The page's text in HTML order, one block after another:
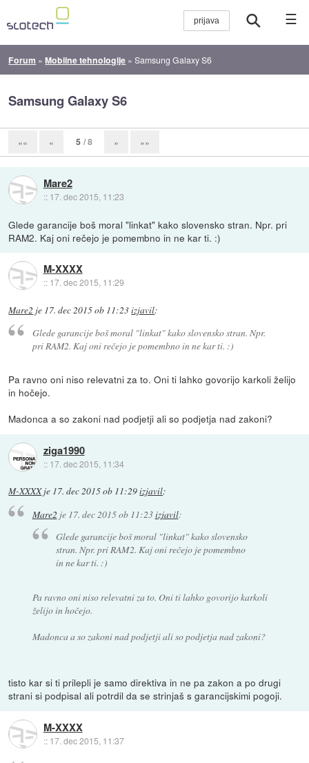
☰
Forum »Mobilne tehnologije »Samsung Galaxy S6
Samsung Galaxy S6
«« « 5 / 8 » »»
Mare2
:: 17. dec 2015, 11:23
Glede garancije boš moral "linkat" kako slovensko stran. Npr. pri
RAM2. Kaj oni rečejo je pomembno in ne kar ti. :)
M-XXXX
:: 17. dec 2015, 11:29
Mare2 je 17. dec 2015 ob 11:23izjavil:
Glede garancije boš moral "linkat" kako slovensko stran. Npr.
pri RAM2. Kaj oni rečejo je pomembno in ne kar ti. :)
Pa ravno oni niso relevatni za to. Oni ti lahko govorijo karkoli želijo
in hočejo.
Madonca a so zakoni nad podjetji ali so podjetja nad zakoni?
ziga1990
:: 17. dec 2015, 11:34
M-XXXXje 17. dec 2015 ob 11:29izjavil:
Mare2je 17. dec 2015 ob 11:23izjavil:
Glede garancije boš moral "linkat" kako slovensko
stran. Npr. pri RAM2. Kaj oni rečejo je pomembno
in ne kar ti. :)
Pa ravno oni niso relevatni za to. Oni ti lahko govorijo karkoli
želijo in hočejo.
Madonca a so zakoni nad podjetji ali so podjetja nad zakoni?
tisto kar si ti prilepli je samo direktiva in ne pa zakon a po drugi
strani si podpisal ali potrdil da se strinjaš s garancijskimi pogoji.
M-XXXX
:: 17. dec 2015, 11:37